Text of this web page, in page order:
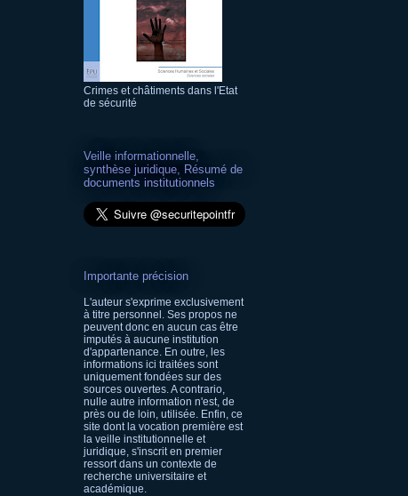
Crimes et châtiments dans l'Etat
de sécurité
Veille informationnelle,
synthèse juridique, Résumé de
documents institutionnels
Importante précision
L'auteur s'exprime exclusivement
à titre personnel. Ses propos ne
peuvent donc en aucun cas être
imputés à aucune institution
d'appartenance. En outre, les
informations ici traitées sont
uniquement fondées sur des
sources ouvertes. A contrario,
nulle autre information n'est, de
près ou de loin, utilisée. Enfin, ce
site dont la vocation première est
la veille institutionnelle et
juridique, s'inscrit en premier
ressort dans un contexte de
recherche universitaire et
académique.